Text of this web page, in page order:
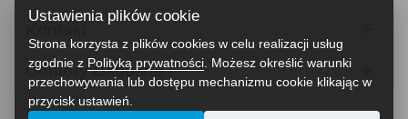
Odbiory Osobiste
Ustawienia plików cookie
Strona korzysta z plików cookies w celu realizacji usług
zgodnie z Polityką prywatności . Możesz określić warunki
przechowywania lub dostępu mechanizmu cookie klikając w
przycisk ustawień.